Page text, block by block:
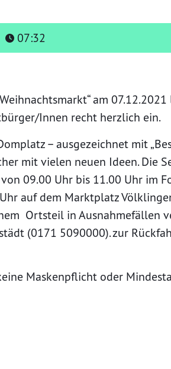
07:32
am
Innen recht herzlich ein.
– ausgezeichnet mit
mit vielen neuen Ideen. Die
09.00 Uhr bis 11.00 Uhr im
auf dem Marktplatz
Ortsteil in Ausnahmefällen
(0171 5090000). zur
Maskenpflicht oder